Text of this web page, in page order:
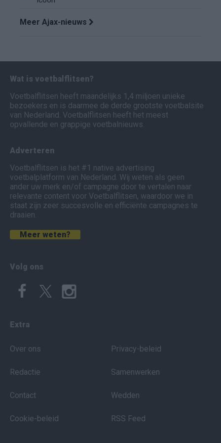
Meer Ajax-nieuws
Wat is voetbalflitsen?
Voetbalflitsen heeft maandelijks 1,4 miljoen unieke
bezoekers en is daarmee de derde grootste voetbalsite
van Nederland. Voetbalflitsen heeft het meest
opvallende en grappige voetbalnieuws.
Adverteren
Voetbalflitsen is het #1 native advertising
voetbalplatform van Nederland. Wij weten als geen
ander uw merk en/of campagne door te vertalen naar
relevante content voor Voetbalflitsen, waardoor we in
staat zijn zeer succesvolle en efficiënte campagnes te
draaien.
Meer weten?
Volg ons
Extra
Over ons
Redactie
Contact
Cookie-beleid
Privacy-beleid
Samenwerken
Wedden
RSS Feed